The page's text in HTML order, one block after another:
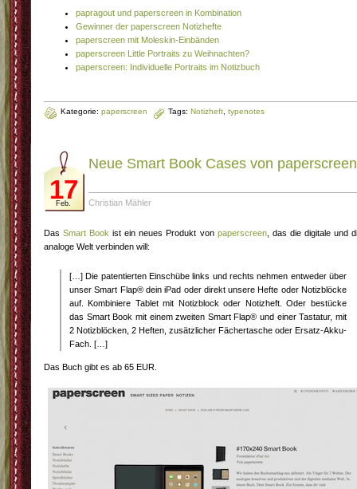
papragout und paperscreen in Kombination
Gewinner der paperscreen Notizhefte
paperscreen mit Moleskin-Einbänden
paperscreen Little Portraits zu Weihnachten?
paperscreen: Individuelle Portraits im Notizbuch
Kategorie: paperscreen Tags: Notizheft typenotes
17
Feb.
Neue Smart Book Cases von paperscreen
Christian Mähler
DasSmart Book ist ein neues Produkt von paperscreen, das die digitale und
analoge Welt verbinden will:
[…] Die patentierten Einschübe links und rechts nehmen entweder über
unser Smart Flap® dein iPad oder direkt unsere Hefte oder Notizblöcke
auf. Kombiniere Tablet mit Notizblock oder Notizheft. Oder bestücke
das Smart Book mit einem zweiten Smart Flap® und einer Tastatur, mit
2 Notizblöcken, 2 Heften, zusätzlicher Fächertasche oder Ersatz-Akku-
Fach. […]
Das Buch gibt es ab 65 EUR.